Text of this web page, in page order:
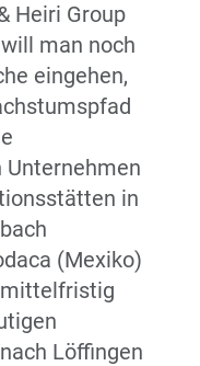
Heiri Group
man noch
eingehen,
in
(Mexiko)
mittelfristig
Löffingen